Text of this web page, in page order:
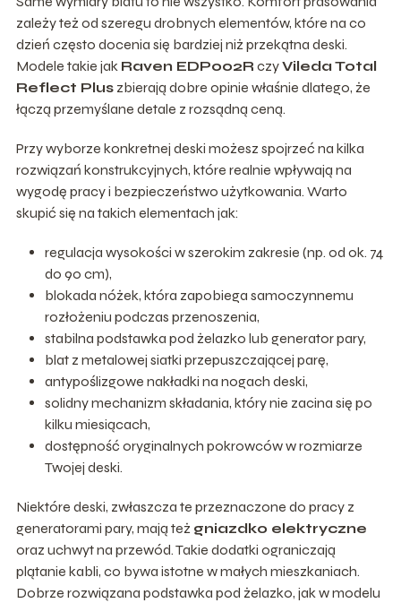
zależy też od szeregu drobnych elementów, które na co
dzień często docenia się bardziej niż przekątna deski.
Modele takie jak Raven EDP002R czyVileda Total
Reflect Pluszbierają dobre opinie właśnie dlatego, że
łączą przemyślane detale z rozsądną ceną.
Przy wyborze konkretnej deski możesz spojrzeć na kilka
rozwiązań konstrukcyjnych, które realnie wpływają na
wygodę pracy i bezpieczeństwo użytkowania. Warto
skupić się na takich elementach jak:
regulacja wysokości w szerokim zakresie (np. od ok. 74
do 90 cm),
blokada nóżek, która zapobiega samoczynnemu
rozłożeniu podczas przenoszenia,
stabilna podstawka pod żelazko lub generator pary,
blat z metalowej siatki przepuszczającej parę,
antypoślizgowe nakładki na nogach deski,
solidny mechanizm składania, który nie zacina się po
kilku miesiącach,
dostępność oryginalnych pokrowców w rozmiarze
Twojej deski.
Niektóre deski, zwłaszcza te przeznaczone do pracy z
generatorami pary, mają też gniazdko elektryczne
oraz uchwyt na przewód. Takie dodatki ograniczają
plątanie kabli, co bywa istotne w małych mieszkaniach.
Dobrze rozwiązana podstawka pod żelazko, jak w modelu